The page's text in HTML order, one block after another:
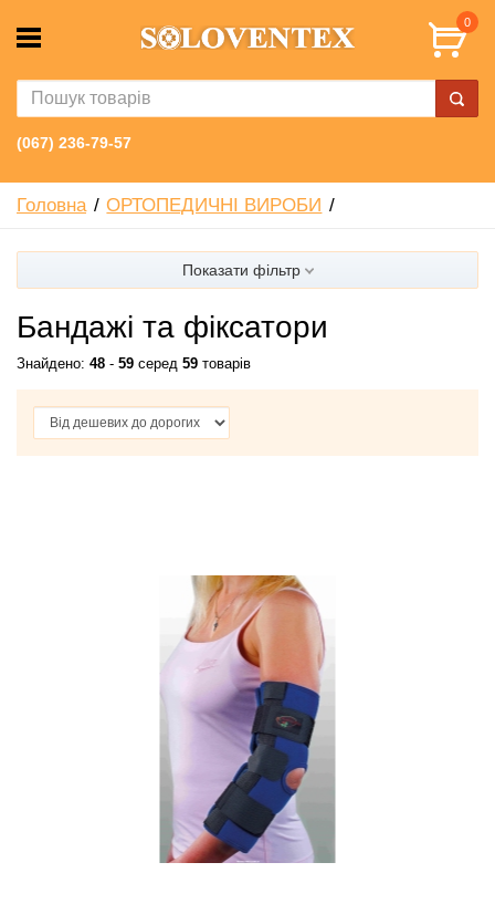
0
(067) 236-79-57
Головна ОРТОПЕДИЧНІ ВИРОБИ
Показати фільтр
Бандажі та фіксатори
Знайдено: 48 - 59 серед 59 товарів